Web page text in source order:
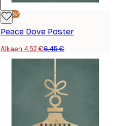
-30%*
Peace Dove Poster
Alkaen 4,52 €6,45 €